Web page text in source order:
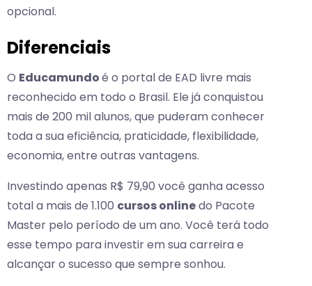
opcional.
Diferenciais
O Educamundoé o portal de EAD livre mais
reconhecido em todo o Brasil. Ele já conquistou
mais de 200 mil alunos, que puderam conhecer
toda a sua eficiência, praticidade, flexibilidade,
economia, entre outras vantagens.
Investindo apenas R$ 79,90 você ganha acesso
total a mais de 1.100 cursos onlinedo Pacote
Master pelo período de um ano. Você terá todo
esse tempo para investir em sua carreira e
alcançar o sucesso que sempre sonhou.